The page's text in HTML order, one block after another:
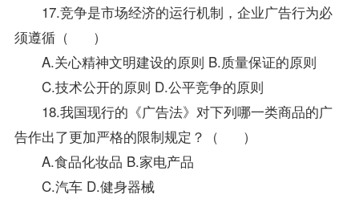
17.竞争是市场经济的运行机制，企业广告行为必
须遵循（ ）
A.关心精神文明建设的原则 B.质量保证的原则
C.技术公开的原则 D.公平竞争的原则
18.我国现行的《广告法》对下列哪一类商品的广
告作出了更加严格的限制规定？（ ）
A.食品化妆品 B.家电产品
C.汽车 D.健身器械